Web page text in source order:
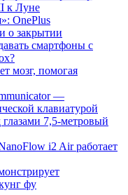
к Луне
OnePlus
о закрытии
смартфоны с
мозг, помогая
—
клавиатурой
7,5-метровый
i2 Air работает
фу